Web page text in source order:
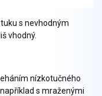
s nevhodným
vhodný.
nízkotučného
s mraženými